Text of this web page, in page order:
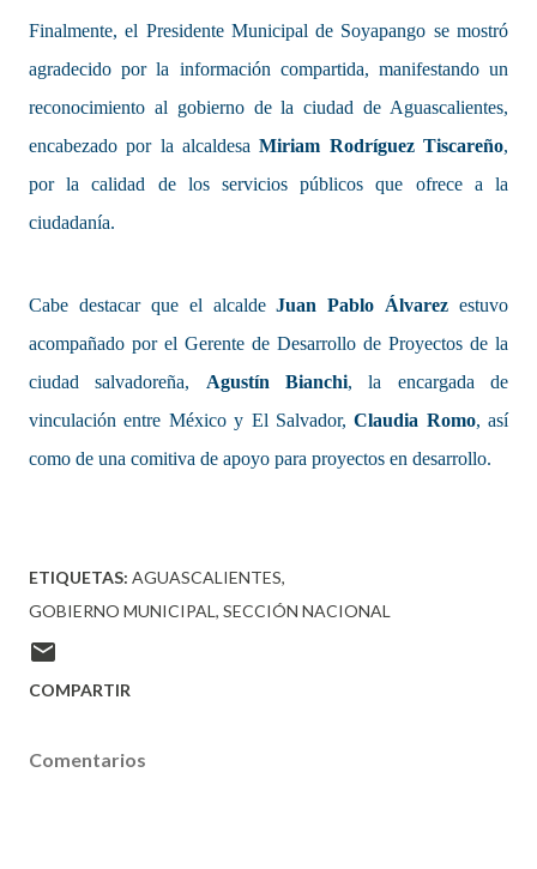
Finalmente, el Presidente Municipal de Soyapango se mostró
agradecido por la información compartida, manifestando un
reconocimiento al gobierno de la ciudad de Aguascalientes,
encabezado por la alcaldesaMiriam Rodríguez Tiscareño,
por la calidad de los servicios públicos que ofrece a la
ciudadanía.
Cabe destacar que el alcaldeJuan Pablo Álvarez estuvo
acompañado por el Gerente de Desarrollo de Proyectos de la
ciudad salvadoreña, Agustín Bianchi, la encargada de
vinculación entre México y El Salvador,Claudia Romo, así
como de una comitiva de apoyo para proyectos en desarrollo.
ETIQUETAS: AGUASCALIENTES
GOBIERNO MUNICIPAL SECCIÓN NACIONAL
COMPARTIR
Comentarios